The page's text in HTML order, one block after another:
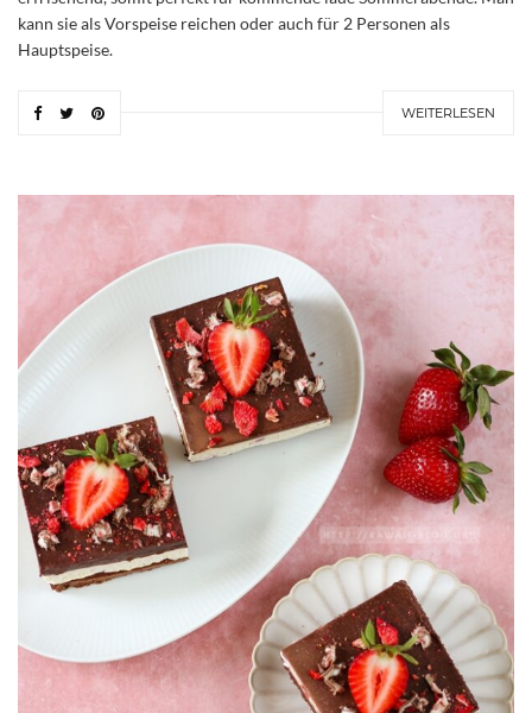
kann sie als Vorspeise reichen oder auch für 2 Personen als
Hauptspeise.
WEITERLESEN